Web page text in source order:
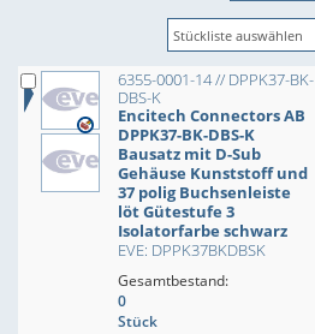
6355-0001-14 // DPPK37-BK-
DBS-K
Encitech Connectors AB
DPPK37-BK-DBS-K
Bausatz mit D-Sub
Gehäuse Kunststoff und
37 polig Buchsenleiste
löt Gütestufe 3
Isolatorfarbe schwarz
EVE: DPPK37BKDBSK
Gesamtbestand:
0
Stück